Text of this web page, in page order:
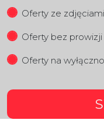
Oferty ze zdjęciami
Oferty bez prowizji
Oferty na